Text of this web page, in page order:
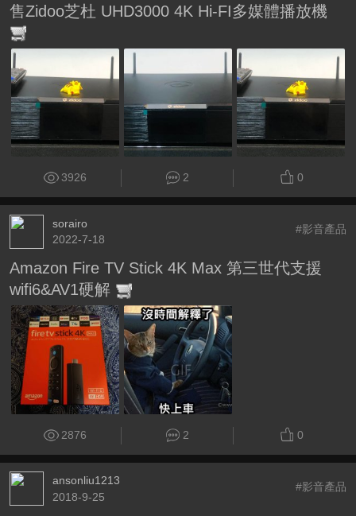
售Zidoo芝杜 UHD3000 4K Hi-FI多媒體播放機
3926 2 0
sorairo
2022-7-18
#影音產品
Amazon Fire TV Stick 4K Max 第三世代支援
wifi6&AV1硬解
2876 2 0
ansonliu1213
2018-9-25
#影音產品